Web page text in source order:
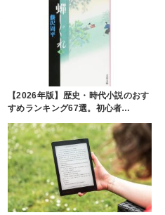
【2026年版】歴史・時代小説のおす
すめランキング67選。初心者…